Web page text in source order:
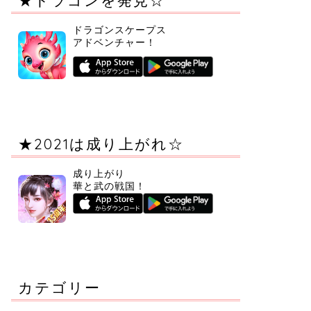
ドラゴンスケープス
アドベンチャー！
★2021は成り上がれ☆
成り上がり
華と武の戦国！
カテゴリー